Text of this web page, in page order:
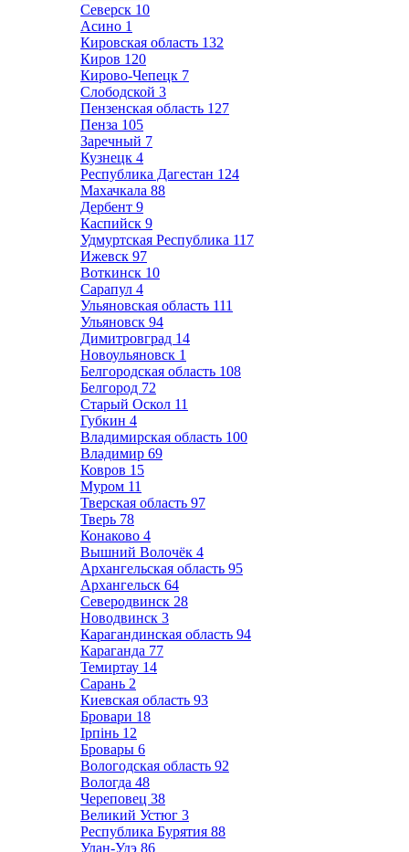
Северск 10
Асино 1
Кировская область 132
Киров 120
Кирово-Чепецк 7
Слободской 3
Пензенская область 127
Пенза 105
Заречный 7
Кузнецк 4
Республика Дагестан 124
Махачкала 88
Дербент 9
Каспийск 9
Удмуртская Республика 117
Ижевск 97
Воткинск 10
Сарапул 4
Ульяновская область 111
Ульяновск 94
Димитровград 14
Новоульяновск 1
Белгородская область 108
Белгород 72
Старый Оскол 11
Губкин 4
Владимирская область 100
Владимир 69
Ковров 15
Муром 11
Тверская область 97
Тверь 78
Конаково 4
Вышний Волочёк 4
Архангельская область 95
Архангельск 64
Северодвинск 28
Новодвинск 3
Карагандинская область 94
Караганда 77
Темиртау 14
Сарань 2
Киевская область 93
Бровари 18
Ірпінь 12
Бровары 6
Вологодская область 92
Вологда 48
Череповец 38
Великий Устюг 3
Республика Бурятия 88
Улан-Удэ 86